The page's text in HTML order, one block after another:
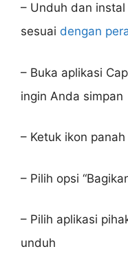
– Unduh dan
sesuai dengan
– Buka aplikasi
ingin Anda simpan
– Ketuk ikon
– Pilih opsi
– Pilih aplikasi
unduh